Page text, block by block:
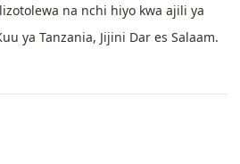
na nchi hiyo kwa ajili ya
ya Tanzania, Jijini Dar es Salaam.